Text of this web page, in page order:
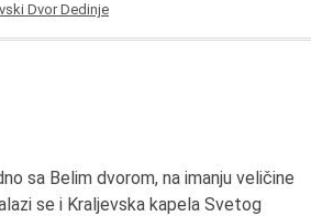
Dvor Dedinje
sa Belim dvorom, na imanju veličine
se i Kraljevska kapela Svetog